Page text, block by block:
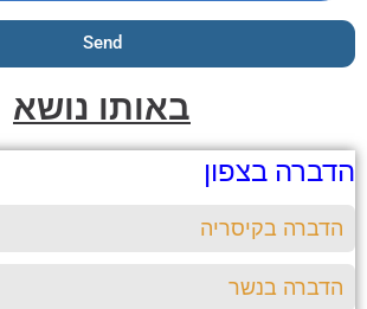
Send
באותו נושא
הדברה בצפון
הדברה בקיסריה
הדברה בנשר